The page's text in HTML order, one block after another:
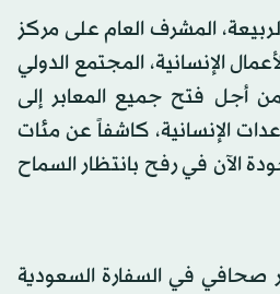
المشرف العام على مركز
الإنسانية، المجتمع الدولي
أجل فتح جميع المعابر إلى
الإنسانية، كاشفاً عن مئات
الآن في رفح بانتظار السماح
صحافي في السفارة السعودية